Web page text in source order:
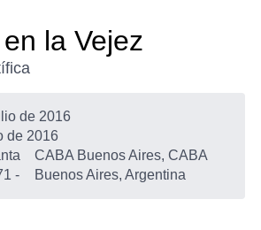
la Vejez
de 2016
de 2016
-
CABA Buenos Aires, CABA
Buenos Aires, Argentina